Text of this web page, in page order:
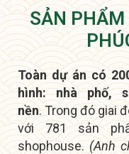
SẢN
Toàn dự án có
hình: nhà phố,
nền.Trong đó giai
với 781 sản
shophouse.(Anh